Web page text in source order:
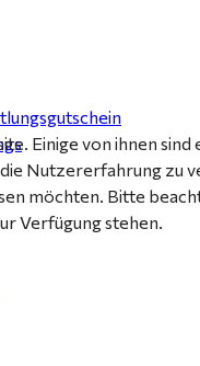
Einige von ihnen
Nutzererfahrung zu
möchten. Bitte
Verfügung stehen.